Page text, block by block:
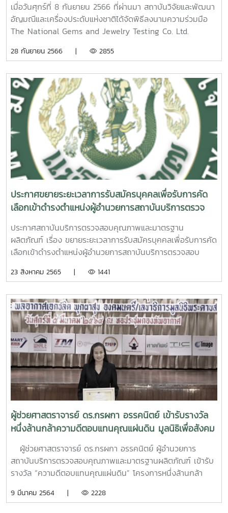
เมื่อวันศุกร์ที่ 8 กันยายน 2566 ที่ผ่านมา สถาบันวิจัยและพัฒนา
อัญมณีและเครื่องประดับแห่งชาติได้จัดพิธีลงนามความร่วมมือ
The National Gems and Jewelry Testing Co. Ltd.
China เพื่อร่วมสร้างมาตรฐานการตรวจสอบระดับสากล พร้อม
GIT Standard ณ ห้อง 211A – 211C ศูนย์การประชุมแห่งชาติสิ
ริกิติ์ โดยมี นายสุเมธ ประสงค์พงษ์ชัย ผู้อำนวยการสถาบันวิจัย
และพัฒนาอัญมณีและเครื่องประดับแห่งชาติ หรือ GIT ได้จัดพิธี
ลงนามความร่วมมือในงานบางกอกเจมส์แอนด์จิวเวลรี่แฟร์ ครั้ง
ที่ 68 ซึ่งห้องปฏิบัติการสถาบันบริการตรวจสอบคุณภาพและ
มาตรฐานผลิตภัณฑ์ มหาวิทยาลัยแม่โจ้ ได้รับการขึ้นทะเบียนห้อง
ปฏิบัติการ GIT Standard และรับมอบใบรับรองการขึ้นทะเบียน
ห้องปฏิบัติการ GIT Standard ในปี 2566 จาก สถาบันวิจัยและ
พัฒนาอัญมณีและเครื่องประดับแห่งชาติ (องค์การมหาชน) โดยมี
ผู้ช่วยศาสตราจารย์ ดรกรผกา อรรคนิตย์ ผู้อำนวยการสถาบัน
บริการตรวจสอบคุณภาพและมาตรฐานผลิตภัณฑ์ มหาวิทยาลัย
แม่โจ้ เป็นผู้รับมอบใบรับรองการขึ้นทะเบียนห้องปฏิบัติการ GIT
Standard ดังกล่าว
28 กันยายน 2566 | 2855
ประกาศขยายระยะเวลาการรับสมัครบุคคลเพื่อรับการคัด
เลือกเข้าดำรงตำแหน่งผู้อำนวยการสถาบันบริการตรวจ
สอบคุณภาพและมาตรฐานผลิตภัณฑ์ (ครั้งที่ 3)
ประกาศสถาบันบริการตรวจสอบคุณภาพและมาตรฐาน
ผลิตภัณฑ์ เรื่อง ขยายระยะเวลาการรับสมัครบุคคลเพื่อรับการคัด
เลือกเข้าดำรงตำแหน่งผู้อำนวยการสถาบันบริการตรวจสอบ
23 สิงหาคม 2565 | 1441
ผู้ช่วยศาสตราจารย์ ดร.กรผกา อรรคนิตย์ เข้ารับรางวัล
หนึ่งล้านกล้าความดีตอบแทนคุณแผ่นดิน มูลนิธิเพื่อสังคม
ไทย 2564
ผู้ช่วยศาสตราจารย์ ดร.กรผกา อรรคนิตย์ ผู้อำนวยการ
สถาบันบริการตรวจสอบคุณภาพและมาตรฐานผลิตภัณฑ์ เข้ารับ
รางวัล “ความดีตอบแทนคุณแผ่นดิน” โครงการหนึ่งล้านกล้า
จัดโดย มูลนิธิเพื่อสังคมไทย ได้รับเกียรติจาก พลอากาศเอกชลิต
9 มีนาคม 2564 | 2228